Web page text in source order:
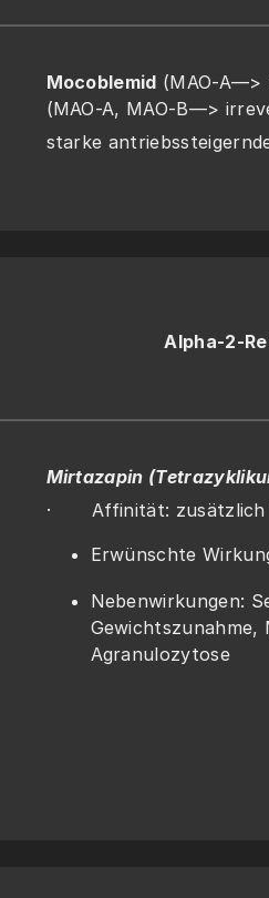
Mocoblemid (MAO-A—>
(MAO-A, MAO-B—>
starke
Alpha-2-
Mirtazapin
·       Affinität:
Erwünschte
Nebenwirkungen:
Agranulozytose